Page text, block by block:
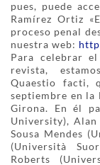
pues, puede
Ramírez Ortiz
proceso penal
nuestra web:
Para celebrar
revista,
Quaestio facti,
septiembre en la
Girona. En él
University),
Sousa Mendes
(Università
Roberts